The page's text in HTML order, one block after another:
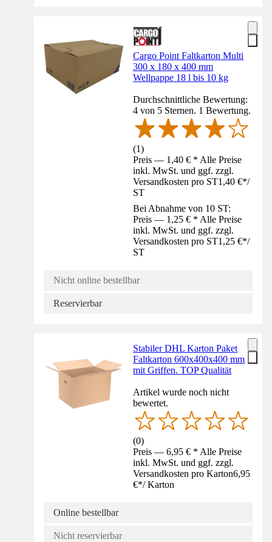
Cargo Point Faltkarton Multi
300 x 180 x 400 mm
Wellpappe 18 l bis 10 kg
Durchschnittliche Bewertung:
4 von 5 Sternen. 1 Bewertung.
(1)
Preis — 1,40 € * Alle Preise
inkl. MwSt. und ggf. zzgl.
Versandkosten pro ST1,40 €*/
ST
Bei Abnahme von 10 ST:
Preis — 1,25 € * Alle Preise
inkl. MwSt. und ggf. zzgl.
Versandkosten pro ST1,25 €*/
ST
Nicht online bestellbar
Reservierbar
Stabiler DHL Karton Paket
Faltkarton 600x400x400 mm
mit Griffen. TOP Qualität
Artikel wurde noch nicht
bewertet.
(0)
Preis — 6,95 € * Alle Preise
inkl. MwSt. und ggf. zzgl.
Versandkosten pro Karton6,95
€*/ Karton
Online bestellbar
Nicht reservierbar